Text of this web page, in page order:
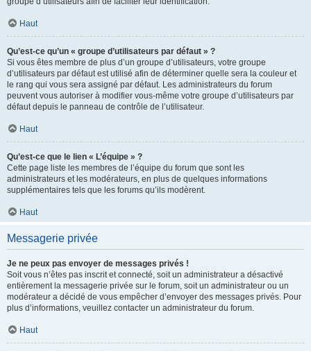
Haut
Qu’est-ce qu’un « groupe d’utilisateurs par défaut » ?
Si vous êtes membre de plus d’un groupe d’utilisateurs, votre groupe
d’utilisateurs par défaut est utilisé afin de déterminer quelle sera la couleur et
le rang qui vous sera assigné par défaut. Les administrateurs du forum
peuvent vous autoriser à modifier vous-même votre groupe d’utilisateurs par
défaut depuis le panneau de contrôle de l’utilisateur.
Haut
Qu’est-ce que le lien « L’équipe » ?
Cette page liste les membres de l’équipe du forum que sont les
administrateurs et les modérateurs, en plus de quelques informations
supplémentaires tels que les forums qu’ils modèrent.
Haut
Messagerie privée
Je ne peux pas envoyer de messages privés !
Soit vous n’êtes pas inscrit et connecté, soit un administrateur a désactivé
entièrement la messagerie privée sur le forum, soit un administrateur ou un
modérateur a décidé de vous empêcher d’envoyer des messages privés. Pour
plus d’informations, veuillez contacter un administrateur du forum.
Haut